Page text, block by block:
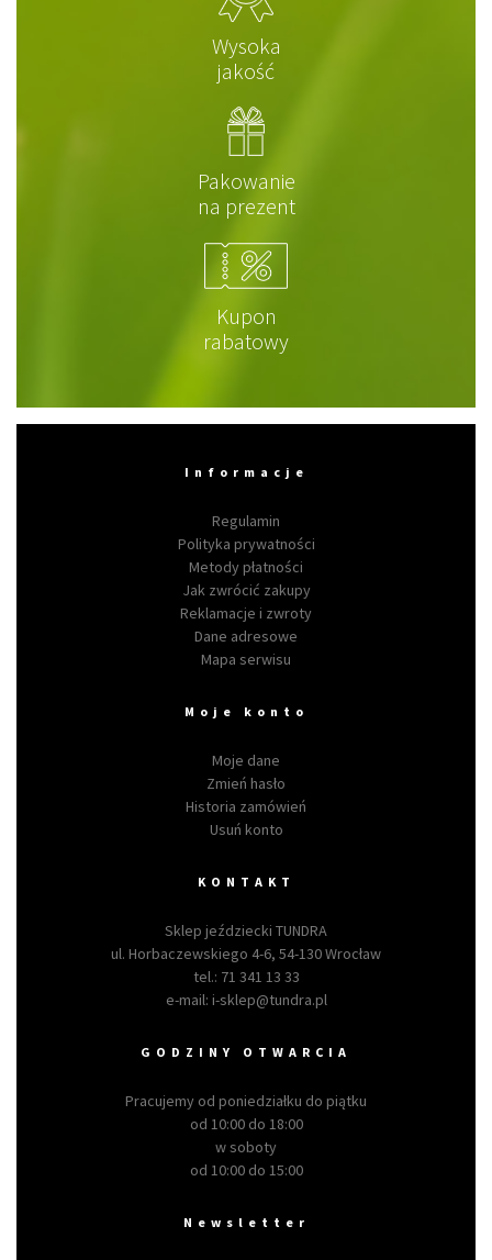
Wysoka
jakość
Pakowanie
na prezent
Kupon
rabatowy
Informacje
Regulamin
Polityka prywatności
Metody płatności
Jak zwrócić zakupy
Reklamacje i zwroty
Dane adresowe
Mapa serwisu
Moje konto
Moje dane
Zmień hasło
Historia zamówień
Usuń konto
KONTAKT
Sklep jeździecki TUNDRA
ul. Horbaczewskiego 4-6, 54-130 Wrocław
tel.: 71 341 13 33
e-mail: i-sklep@tundra.pl
GODZINY OTWARCIA
Pracujemy od poniedziałku do piątku
od 10:00 do 18:00
w soboty
od 10:00 do 15:00
Newsletter